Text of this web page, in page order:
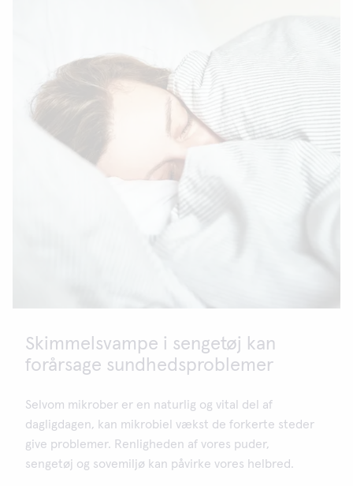
Skimmelsvampe i sengetøj kan
forårsage sundhedsproblemer
Selvom mikrober er en naturlig og vital del af
dagligdagen, kan mikrobiel vækst de forkerte steder
give problemer. Renligheden af vores puder,
sengetøj og sovemiljø kan påvirke vores helbred.